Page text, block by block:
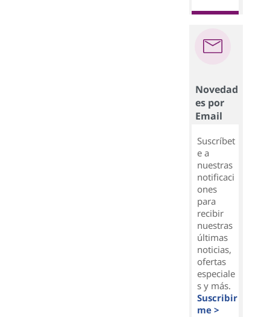
Novedad
es por
Email
Suscríbet
e a
nuestras
notificaci
ones
para
recibir
nuestras
últimas
noticias,
ofertas
especiale
s y más.
Suscribir
me >